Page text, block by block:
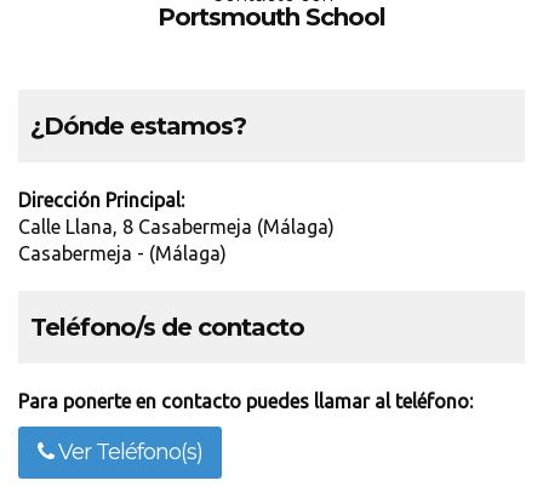
Portsmouth School
¿Dónde estamos?
Dirección Principal:
Calle Llana, 8 Casabermeja (Málaga)
Casabermeja - (Málaga)
Teléfono/s de contacto
Para ponerte en contacto puedes llamar al teléfono:
Ver Teléfono(s)